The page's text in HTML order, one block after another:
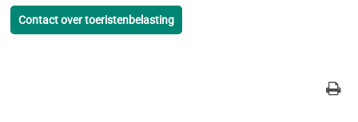
Contact over toeristenbelasting